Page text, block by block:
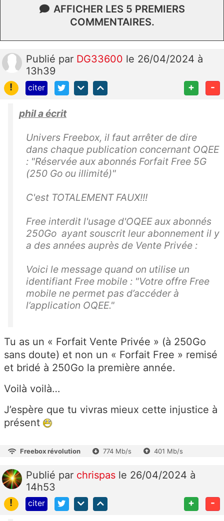
AFFICHER LES 5 PREMIERS
COMMENTAIRES.
Publié par DG33600 le 26/04/2024 à
13h39
!
citer + -
phil a écrit
Univers Freebox, il faut arrêter de dire
dans chaque publication concernant OQEE
: "Réservée aux abonnés Forfait Free 5G
(250 Go ou illimité)"
C'est TOTALEMENT FAUX!!!
Free interdit l'usage d'OQEE aux abonnés
250Go ayant souscrit leur abonnement il y
a des années auprès de Vente Privée :
Voici le message quand on utilise un
identifiant Free mobile : "Votre offre Free
mobile ne permet pas d’accéder à
l’application OQEE."
Tu as un « Forfait Vente Privée » (à 250Go
sans doute) et non un « Forfait Free » remisé
et bridé à 250Go la première année.
Voilà voilà…
J’espère que tu vivras mieux cette injustice à
présent
Freebox révolution 774 Mb/s 401 Mb/s
Publié par chrispas le 26/04/2024 à
14h53
!
citer + -